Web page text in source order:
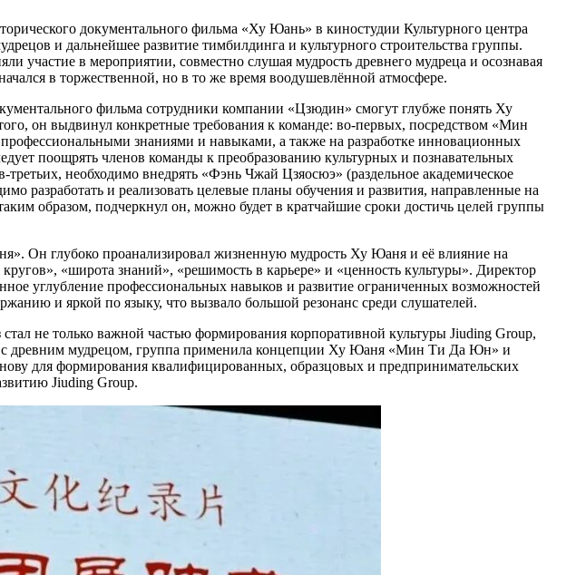
документального фильма «Ху Юань» в киностудии Культурного центра
и дальнейшее развитие тимбилдинга и культурного строительства группы.
участие в мероприятии, совместно слушая мудрость древнего мудреца и осознавая
в торжественной, но в то же время воодушевлённой атмосфере.
фильма сотрудники компании «Цзюдин» смогут глубже понять Ху
он выдвинул конкретные требования к команде: во-первых, посредством «Мин
знаниями и навыками, а также на разработке инновационных
поощрять членов команды к преобразованию культурных и познавательных
необходимо внедрять «Фэнь Чжай Цзяосюэ» (раздельное академическое
разработать и реализовать целевые планы обучения и развития, направленные на
образом, подчеркнул он, можно будет в кратчайшие сроки достичь целей группы
Он глубоко проанализировал жизненную мудрость Ху Юаня и её влияние на
«широта знаний», «решимость в карьере» и «ценность культуры». Директор
углубление профессиональных навыков и развитие ограниченных возможностей
и яркой по языку, что вызвало большой резонанс среди слушателей.
не только важной частью формирования корпоративной культуры Jiuding Group,
с древним мудрецом, группа применила концепции Ху Юаня «Мин Ти Да Юн» и
для формирования квалифицированных, образцовых и предпринимательских
Jiuding Group.